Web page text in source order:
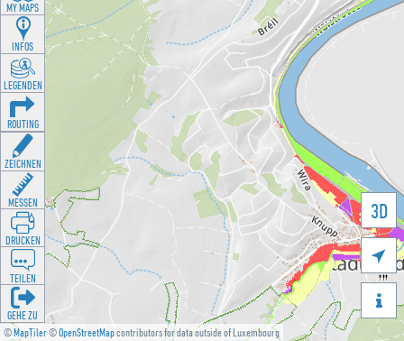
©MapTiler©OpenStreetMapcontributors for data outside of Luxembourg
3D


MY MAPS
INFOS
LEGENDEN
ROUTING
ZEICHNEN
MESSEN
DRUCKEN
TEILEN
GEHE ZU